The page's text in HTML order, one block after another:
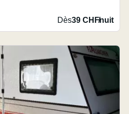
Dès39 CHF/nuit